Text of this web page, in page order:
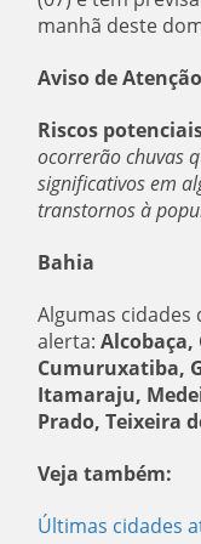
manhã deste
Aviso de
Riscos
ocorrerão chuvas
significativos em
transtornos à
Bahia
Algumas
alerta:Alcobaça,
Cumuruxatiba,
Itamaraju,
Prado, Teixeira
Veja também:
Últimas cidades